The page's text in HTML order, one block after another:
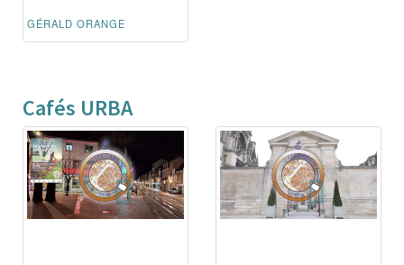
GÉRALD ORANGE
Cafés URBA